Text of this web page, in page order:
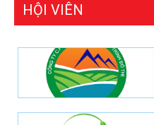
HỘI VIÊN